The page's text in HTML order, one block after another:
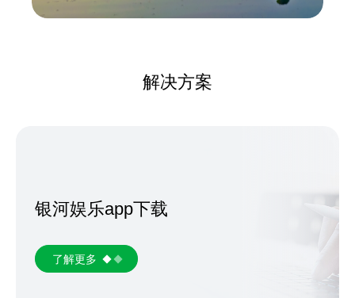
解决方案
银河娱乐app下载
了解更多